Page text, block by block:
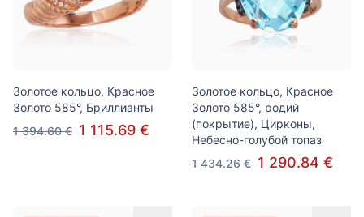
Золотое кольцо, Красное
Золото 585°, Бриллианты
1 394.60 € 1 115.69 €
Золотое кольцо, Красное
Золото 585°, родий
(покрытие), Цирконы,
Небесно-голубой топаз
1 434.26 € 1 290.84 €